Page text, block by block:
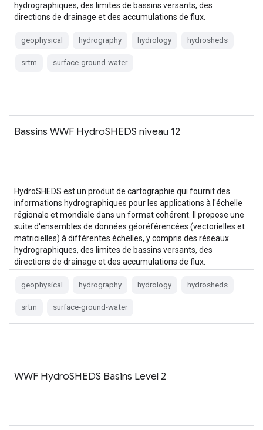
hydrographiques, des limites de bassins versants, des
directions de drainage et des accumulations de flux.
geophysical hydrography hydrology hydrosheds
srtm surface-ground-water
Bassins WWF HydroSHEDS niveau 12
HydroSHEDS est un produit de cartographie qui fournit des
informations hydrographiques pour les applications à l'échelle
régionale et mondiale dans un format cohérent. Il propose une
suite d'ensembles de données géoréférencées (vectorielles et
matricielles) à différentes échelles, y compris des réseaux
hydrographiques, des limites de bassins versants, des
directions de drainage et des accumulations de flux.
geophysical hydrography hydrology hydrosheds
srtm surface-ground-water
WWF HydroSHEDS Basins Level 2